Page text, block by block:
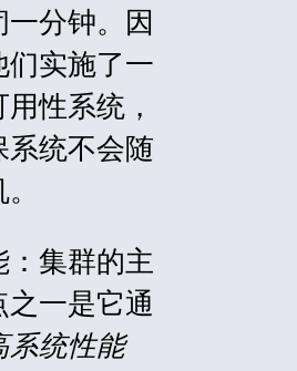
一分钟。因
们实施了一
性系统，
系统不会随
集群的主
之一是它通
系统性能